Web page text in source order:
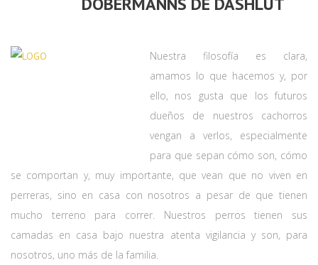
Nuestra filosofía es clara,
amamos lo que hacemos y, por
ello, nos gusta que los futuros
dueños de nuestros cachorros
vengan a verlos, especialmente
para que sepan cómo son, cómo
se comportan y, muy importante, que vean que no viven en
perreras, sino en casa con nosotros a pesar de que tienen
mucho terreno para correr. Nuestros perros tienen sus
camadas en casa bajo nuestra atenta vigilancia y son, para
nosotros, uno más de la familia.